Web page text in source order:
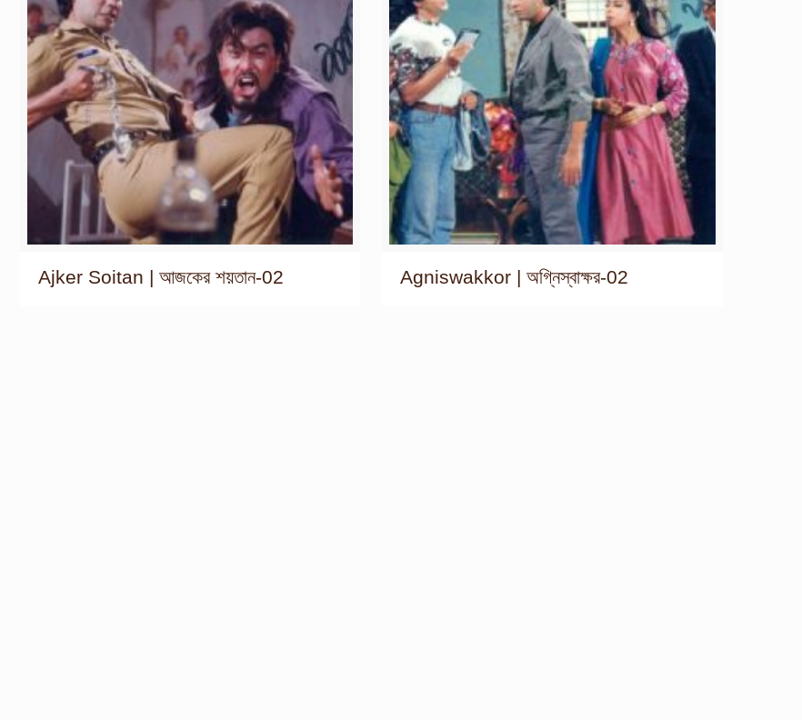
Ajker Soitan | আজকের শয়তান-02 Agniswakkor | অগ্নিস্বাক্ষর-02